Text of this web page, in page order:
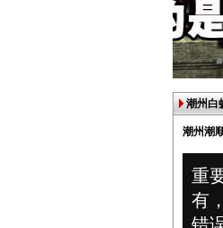
潮州白
潮州潮